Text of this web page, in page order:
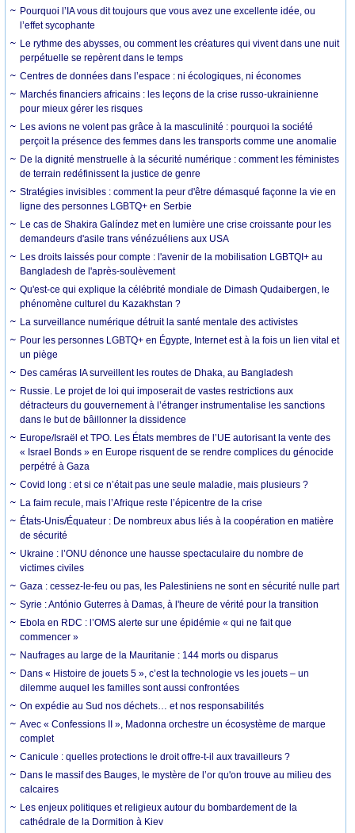
Pourquoi l’IA vous dit toujours que vous avez une excellente idée, ou
l’effet sycophante
Le rythme des abysses, ou comment les créatures qui vivent dans une nuit
perpétuelle se repèrent dans le temps
Centres de données dans l’espace : ni écologiques, ni économes
Marchés financiers africains : les leçons de la crise russo-ukrainienne
pour mieux gérer les risques
Les avions ne volent pas grâce à la masculinité : pourquoi la société
perçoit la présence des femmes dans les transports comme une anomalie
De la dignité menstruelle à la sécurité numérique : comment les féministes
de terrain redéfinissent la justice de genre
Stratégies invisibles : comment la peur d'être démasqué façonne la vie en
ligne des personnes LGBTQ+ en Serbie
Le cas de Shakira Galíndez met en lumière une crise croissante pour les
demandeurs d'asile trans vénézuéliens aux USA
Les droits laissés pour compte : l'avenir de la mobilisation LGBTQI+ au
Bangladesh de l'après-soulèvement
Qu'est-ce qui explique la célébrité mondiale de Dimash Qudaibergen, le
phénomène culturel du Kazakhstan ?
La surveillance numérique détruit la santé mentale des activistes
Pour les personnes LGBTQ+ en Égypte, Internet est à la fois un lien vital et
un piège
Des caméras IA surveillent les routes de Dhaka, au Bangladesh
Russie. Le projet de loi qui imposerait de vastes restrictions aux
détracteurs du gouvernement à l’étranger instrumentalise les sanctions
dans le but de bâillonner la dissidence
Europe/Israël et TPO. Les États membres de l’UE autorisant la vente des
« Israel Bonds » en Europe risquent de se rendre complices du génocide
perpétré à Gaza
Covid long : et si ce n’était pas une seule maladie, mais plusieurs ?
La faim recule, mais l’Afrique reste l’épicentre de la crise
États-Unis/Équateur : De nombreux abus liés à la coopération en matière
de sécurité
Ukraine : l’ONU dénonce une hausse spectaculaire du nombre de
victimes civiles
Gaza : cessez-le-feu ou pas, les Palestiniens ne sont en sécurité nulle part
Syrie : António Guterres à Damas, à l'heure de vérité pour la transition
Ebola en RDC : l’OMS alerte sur une épidémie « qui ne fait que
commencer »
Naufrages au large de la Mauritanie : 144 morts ou disparus
Dans « Histoire de jouets 5 », c’est la technologie vs les jouets – un
dilemme auquel les familles sont aussi confrontées
On expédie au Sud nos déchets… et nos responsabilités
Avec « Confessions II », Madonna orchestre un écosystème de marque
complet
Canicule : quelles protections le droit offre-t-il aux travailleurs ?
Dans le massif des Bauges, le mystère de l’or qu'on trouve au milieu des
calcaires
Les enjeux politiques et religieux autour du bombardement de la
cathédrale de la Dormition à Kiev